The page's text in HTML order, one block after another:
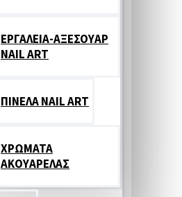
ΕΡΓΑΛΕΙΑ-ΑΞΕΣΟΥΑΡ
NAIL ART
ΠΙΝΕΛΑ NAIL ART
ΧΡΩΜΑΤΑ
ΑΚΟΥΑΡΕΛΑΣ